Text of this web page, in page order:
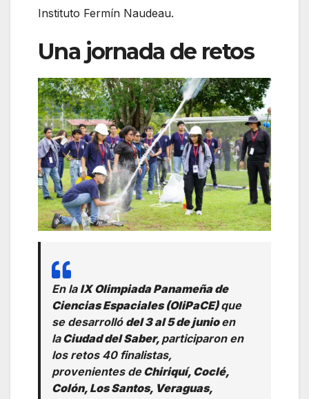
Instituto Fermín Naudeau.
Una jornada de retos
En la IX Olimpiada Panameña de
Ciencias Espaciales (OliPaCE)que
se desarrolló del 3 al 5 de junioen
laCiudad del Saber, participaron en
los retos 40 finalistas,
provenientes deChiriquí, Coclé,
Colón, Los Santos, Veraguas,